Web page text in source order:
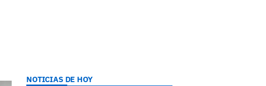
NOTICIAS DE HOY